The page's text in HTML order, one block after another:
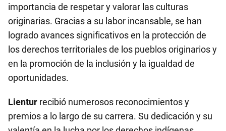
importancia de respetar y valorar las culturas
originarias. Gracias a su labor incansable, se han
logrado avances significativos en la protección de
los derechos territoriales de los pueblos originarios y
en la promoción de la inclusión y la igualdad de
oportunidades.
Lientur recibió numerosos reconocimientos y
premios a lo largo de su carrera. Su dedicación y su